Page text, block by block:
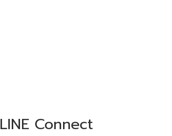
LINE Connect